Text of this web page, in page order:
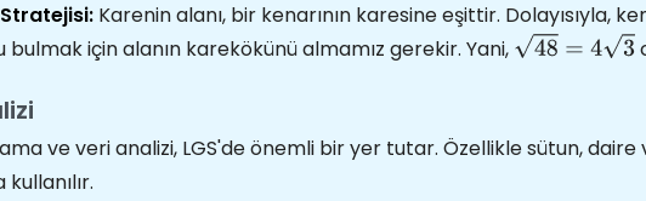
Karenin alanı, bir kenarının karesine eşittir. Dolayısıyla,
bulmak için alanın karekökünü almamız gerekir. Yani, 48=43
ve veri analizi, LGS'de önemli bir yer tutar. Özellikle sütun, daire